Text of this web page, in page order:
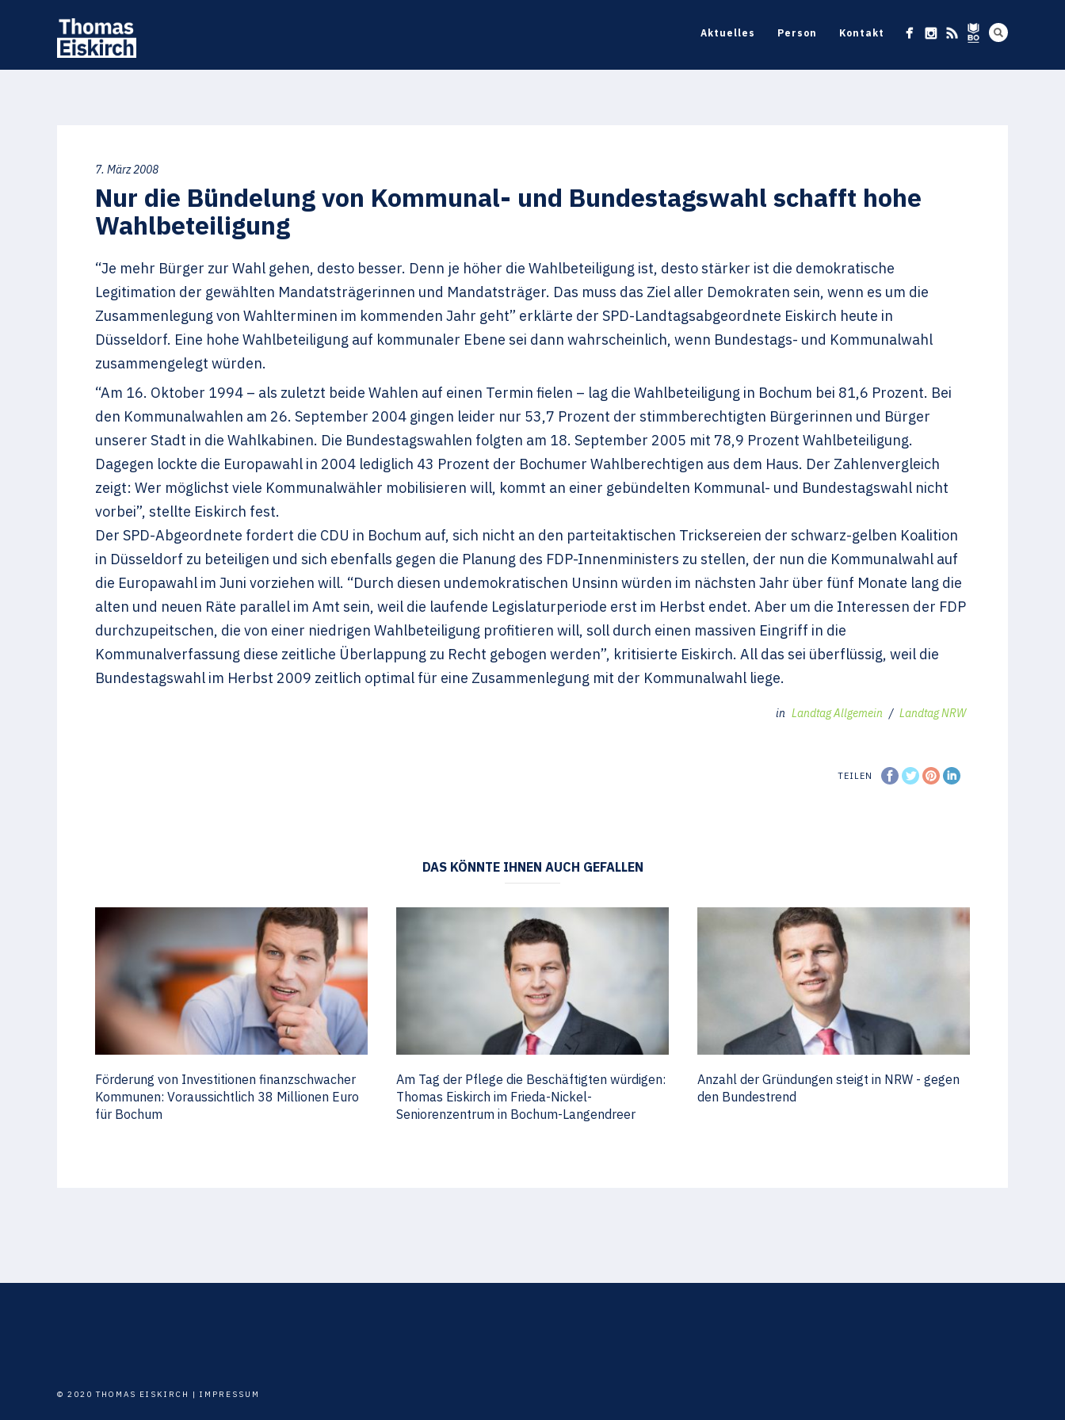
Aktuelles Person Kontakt
7. März 2008
Nur die Bündelung von Kommunal- und Bundestagswahl schafft hohe
Wahlbeteiligung
“Je mehr Bürger zur Wahl gehen, desto besser. Denn je höher die Wahlbeteiligung ist, desto stärker ist die demokratische
Legitimation der gewählten Mandatsträgerinnen und Mandatsträger. Das muss das Ziel aller Demokraten sein, wenn es um die
Zusammenlegung von Wahlterminen im kommenden Jahr geht” erklärte der SPD-Landtagsabgeordnete Eiskirch heute in
Düsseldorf. Eine hohe Wahlbeteiligung auf kommunaler Ebene sei dann wahrscheinlich, wenn Bundestags- und Kommunalwahl
zusammengelegt würden.
“Am 16. Oktober 1994 – als zuletzt beide Wahlen auf einen Termin fielen – lag die Wahlbeteiligung in Bochum bei 81,6 Prozent. Bei
den Kommunalwahlen am 26. September 2004 gingen leider nur 53,7 Prozent der stimmberechtigten Bürgerinnen und Bürger
unserer Stadt in die Wahlkabinen. Die Bundestagswahlen folgten am 18. September 2005 mit 78,9 Prozent Wahlbeteiligung.
Dagegen lockte die Europawahl in 2004 lediglich 43 Prozent der Bochumer Wahlberechtigen aus dem Haus. Der Zahlenvergleich
zeigt: Wer möglichst viele Kommunalwähler mobilisieren will, kommt an einer gebündelten Kommunal- und Bundestagswahl nicht
vorbei”, stellte Eiskirch fest.
Der SPD-Abgeordnete fordert die CDU in Bochum auf, sich nicht an den parteitaktischen Tricksereien der schwarz-gelben Koalition
in Düsseldorf zu beteiligen und sich ebenfalls gegen die Planung des FDP-Innenministers zu stellen, der nun die Kommunalwahl auf
die Europawahl im Juni vorziehen will. “Durch diesen undemokratischen Unsinn würden im nächsten Jahr über fünf Monate lang die
alten und neuen Räte parallel im Amt sein, weil die laufende Legislaturperiode erst im Herbst endet. Aber um die Interessen der FDP
durchzupeitschen, die von einer niedrigen Wahlbeteiligung profitieren will, soll durch einen massiven Eingriff in die
Kommunalverfassung diese zeitliche Überlappung zu Recht gebogen werden”, kritisierte Eiskirch. All das sei überflüssig, weil die
Bundestagswahl im Herbst 2009 zeitlich optimal für eine Zusammenlegung mit der Kommunalwahl liege.
in Landtag Allgemein / Landtag NRW
TEILEN
DAS KÖNNTE IHNEN AUCH GEFALLEN
Förderung von Investitionen finanzschwacher
Kommunen: Voraussichtlich 38 Millionen Euro
für Bochum
Am Tag der Pflege die Beschäftigten würdigen:
Thomas Eiskirch im Frieda-Nickel-
Seniorenzentrum in Bochum-Langendreer
Anzahl der Gründungen steigt in NRW - gegen
den Bundestrend
© 2020 THOMAS EISKIRCH | IMPRESSUM